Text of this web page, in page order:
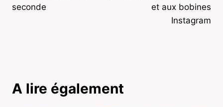
seconde
et aux bobines
Instagram
A lire également